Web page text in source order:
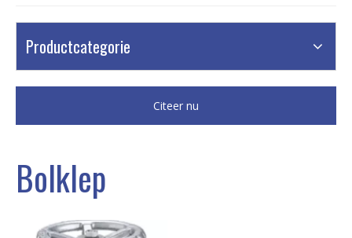
Productcategorie
Citeer nu
Bolklep